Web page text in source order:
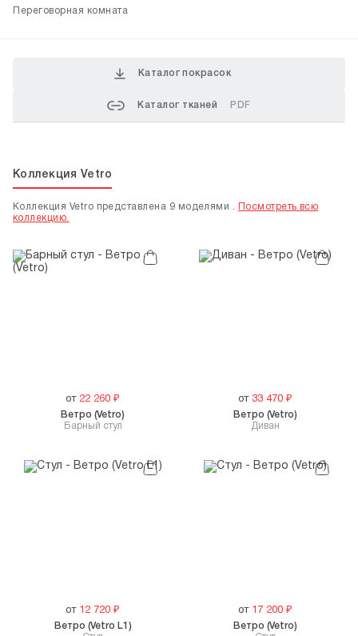
Переговорная комната
Каталог покрасок
Каталог тканей PDF
Коллекция Vetro
Коллекция Vetro представлена 9 моделями .
Посмотреть всю
коллекцию.
от 22 260 ₽
Барный стул
Ветро (Vetro)
от 33 470₽
Диван
Ветро (Vetro)
от 12 720 ₽
Ветро (Vetro L1)
от 17 200₽
Ветро (Vetro)